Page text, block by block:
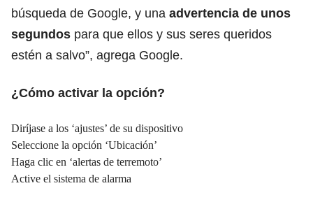
búsqueda de Google, y una advertencia de unos
segundos para que ellos y sus seres queridos
estén a salvo”, agrega Google.
¿Cómo activar la opción?
Diríjase a los ‘ajustes’ de su dispositivo
Seleccione la opción ‘Ubicación’
Haga clic en ‘alertas de terremoto’
Active el sistema de alarma